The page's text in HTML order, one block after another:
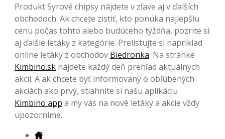
Produkt Syrové chipsy nájdete v zľave aj v ďalších
obchodoch. Ak chcete zistiť, kto ponúka najlepšiu
cenu počas tohto alebo budúceho týždňa, pozrite si
aj ďalšie letáky z kategórie. Prelistujte si napríklad
online letáky z obchodov Biedronka. Na stránke
Kimbino.sk nájdete každý deň prehľad aktuálnych
akcií. A ak chcete byť informovaný o obľúbených
akciách ako prvý, stiahnite si našu aplikáciu
Kimbino app a my vás na nové letáky a akcie vždy
upozorníme.